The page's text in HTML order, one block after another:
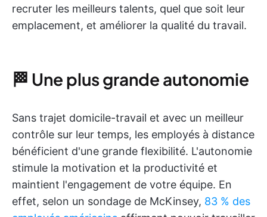
recruter les meilleurs talents, quel que soit leur
emplacement, et améliorer la qualité du travail.
🏁 Une plus grande autonomie
Sans trajet domicile-travail et avec un meilleur
contrôle sur leur temps, les employés à distance
bénéficient d'une grande flexibilité. L'autonomie
stimule la motivation et la productivité et
maintient l'engagement de votre équipe. En
effet, selon un sondage de McKinsey, 83 % des